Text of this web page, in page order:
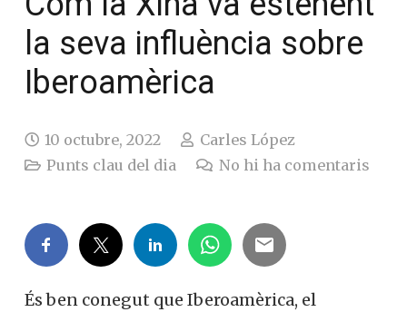
la seva influència sobre
Iberoamèrica
10 octubre, 2022
Carles López
Punts clau del dia
No hi ha comentaris
És ben conegut que Iberoamèrica, el